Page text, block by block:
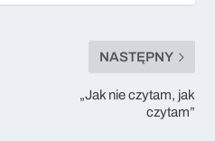
NASTĘPNY
„Jak nie czytam, jak
czytam”